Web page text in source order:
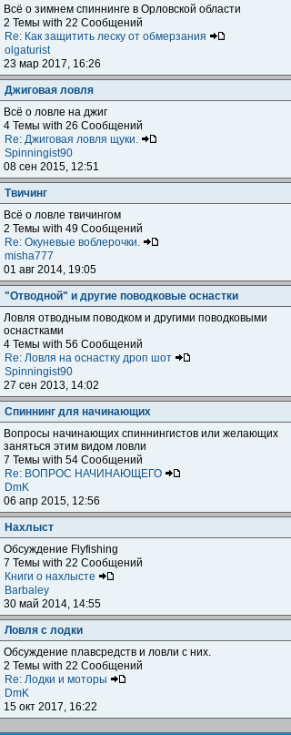
Всё о зимнем спиннинге в Орловской области
2 Темы with 22 Сообщений
Re: Как защитить леску от обмерзания
olgaturist
23 мар 2017, 16:26
Джиговая ловля
Всё о ловле на джиг
4 Темы with 26 Сообщений
Re: Джиговая ловля щуки.
Spinningist90
08 сен 2015, 12:51
Твичинг
Всё о ловле твичингом
2 Темы with 49 Сообщений
Re: Окуневые воблерочки.
misha777
01 авг 2014, 19:05
"Отводной" и другие поводковые оснастки
Ловля отводным поводком и другими поводковыми
оснастками
4 Темы with 56 Сообщений
Re: Ловля на оснастку дроп шот
Spinningist90
27 сен 2013, 14:02
Спиннинг для начинающих
Вопросы начинающих спиннингистов или желающих
заняться этим видом ловли
7 Темы with 54 Сообщений
Re: ВОПРОС НАЧИНАЮЩЕГО
DmK
06 апр 2015, 12:56
Нахлыст
Обсуждение Flyfishing
7 Темы with 22 Сообщений
Книги о нахлысте
Barbaley
30 май 2014, 14:55
Ловля с лодки
Обсуждение плавсредств и ловли с них.
2 Темы with 22 Сообщений
Re: Лодки и моторы
DmK
15 окт 2017, 16:22